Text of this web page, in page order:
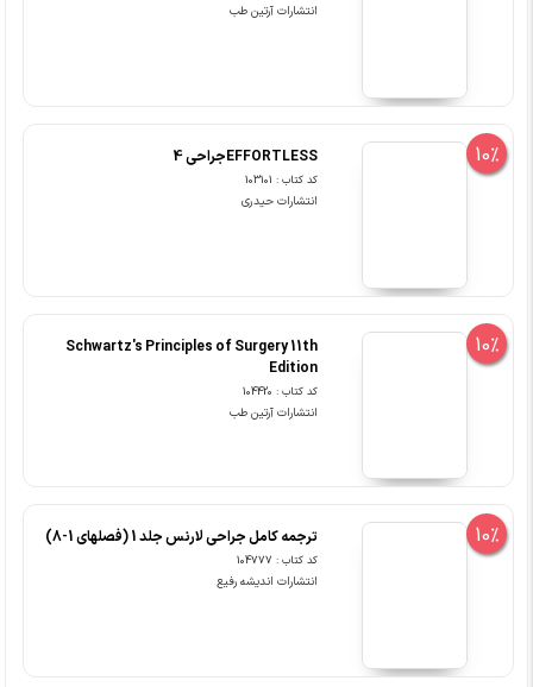
انتشارات آرتین طب
10% EFFORTLESSجراحی 4
کد کتاب : 103101
انتشارات حیدری
10%
Schwartz's Principles of Surgery 11th
Edition
کد کتاب : 104420
انتشارات آرتین طب
10% ترجمه کامل جراحی لارنس جلد 1 (فصلهای 1-8)
کد کتاب : 104777
انتشارات اندیشه رفیع